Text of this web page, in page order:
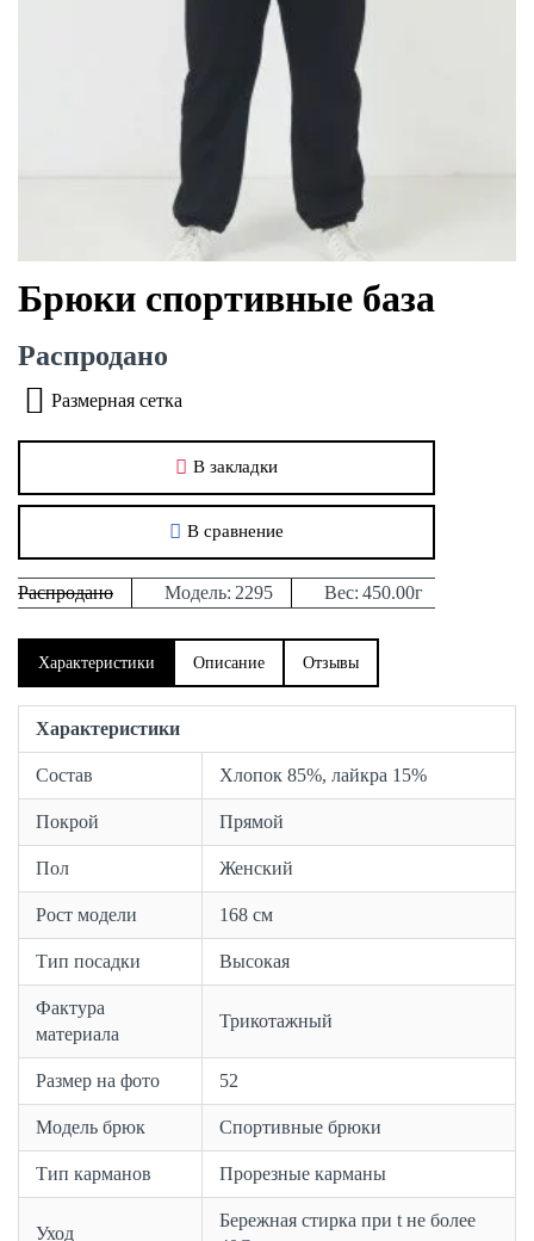
Брюки спортивные база
Распродано Модель: 2295 Вес: 450.00г
Распродано
В закладки
В сравнение
Размерная сетка
Характеристики Описание Отзывы
Характеристики
Состав Хлопок 85%, лайкра 15%
Покрой Прямой
Пол Женский
Рост модели 168 см
Тип посадки Высокая
Фактура
материала
Трикотажный
Размер на фото 52
Модель брюк Спортивные брюки
Тип карманов Прорезные карманы
Уход
Бережная стирка при t не более